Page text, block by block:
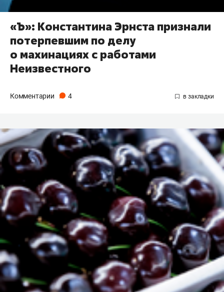
«Ъ»: Константина Эрнста признали
потерпевшим по делу
о махинациях с работами
Неизвестного
Комментарии 4